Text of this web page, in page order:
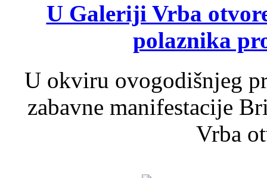
U Galeriji Vrba
polaznika
U okviru ovogodišnjeg
zabavne manifestacije
Vrba